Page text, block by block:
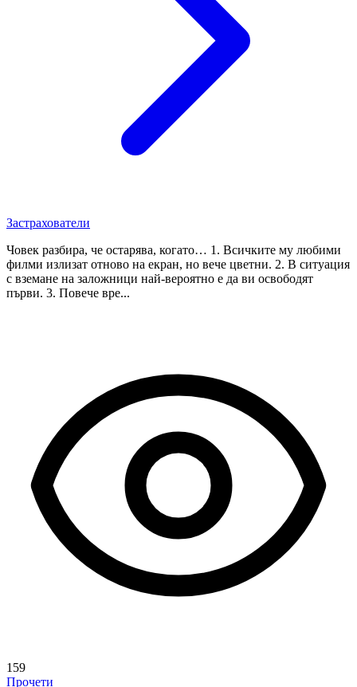
Застрахователи
Човек разбира, че остарява, когато… 1. Всичките му любими
филми излизат отново на екран, но вече цветни. 2. В ситуация
с вземане на заложници най-вероятно е да ви освободят
първи. 3. Повече вре...
159
Прочети